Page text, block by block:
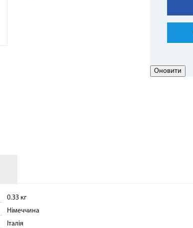
0.33 кг
Німеччина
Італія